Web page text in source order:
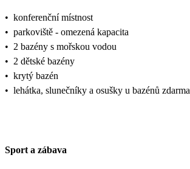
• konferenční místnost
• parkoviště - omezená kapacita
• 2 bazény s mořskou vodou
• 2 dětské bazény
• krytý bazén
• lehátka, slunečníky a osušky u bazénů zdarma
Sport a zábava